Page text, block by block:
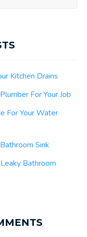
Kitchen Drains
For Your Job
For Your Water
Sink
Bathroom